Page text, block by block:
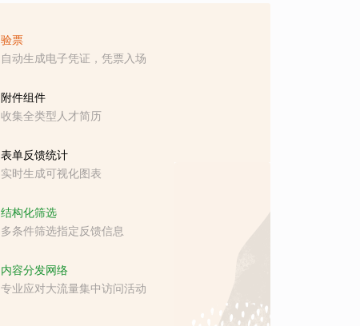
验票
自动生成电子凭证，凭票入场
附件组件
收集全类型人才简历
表单反馈统计
实时生成可视化图表
结构化筛选
多条件筛选指定反馈信息
内容分发网络
专业应对大流量集中访问活动